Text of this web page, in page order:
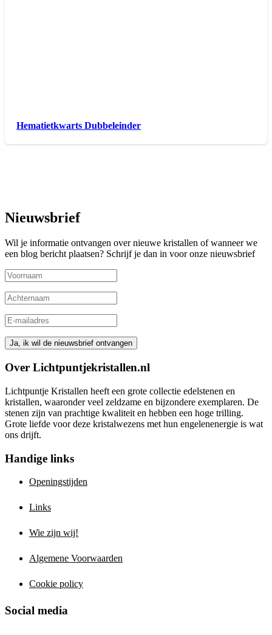
Hematietkwarts Dubbeleinder
Nieuwsbrief
Wil je informatie ontvangen over nieuwe kristallen of wanneer we
een blog bericht plaatsen? Schrijf je dan in voor onze nieuwsbrief
Over Lichtpuntjekristallen.nl
Lichtpuntje Kristallen heeft een grote collectie edelstenen en
kristallen, waaronder veel zeldzame en bijzondere exemplaren. De
stenen zijn van prachtige kwaliteit en hebben een hoge trilling.
Grote liefde voor deze kristalwezens met hun engelenenergie is wat
ons drijft.
Handige links
Openingstijden
Links
Wie zijn wij!
Algemene Voorwaarden
Cookie policy
Social media